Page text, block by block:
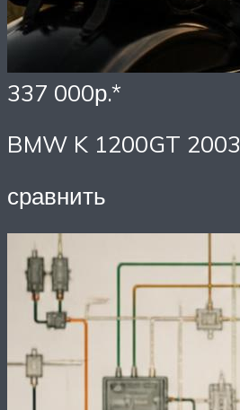
337 000р.*
BMW K 1200GT 2003
сравнить